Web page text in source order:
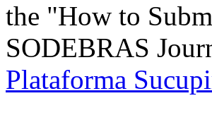
the "How to
SODEBRAS
Plataforma